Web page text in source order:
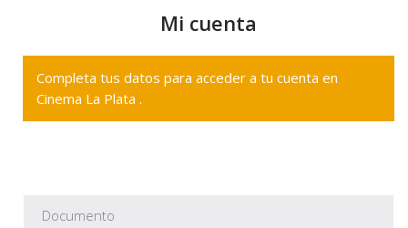
Mi cuenta
Completa tus datos para acceder a tu cuenta en
Cinema La Plata .